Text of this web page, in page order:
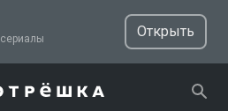
ТВ, фильмы и сериалы
Открыть